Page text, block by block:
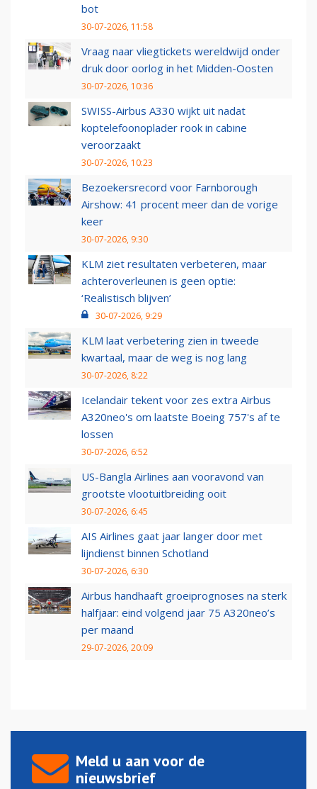
bot
30-07-2026, 11:58
Vraag naar vliegtickets wereldwijd onder
druk door oorlog in het Midden-Oosten
30-07-2026, 10:36
SWISS-Airbus A330 wijkt uit nadat
koptelefoonoplader rook in cabine
veroorzaakt
30-07-2026, 10:23
Bezoekersrecord voor Farnborough
Airshow: 41 procent meer dan de vorige
keer
30-07-2026, 9:30
KLM ziet resultaten verbeteren, maar
achteroverleunen is geen optie:
‘Realistisch blijven’
30-07-2026, 9:29
KLM laat verbetering zien in tweede
kwartaal, maar de weg is nog lang
30-07-2026, 8:22
Icelandair tekent voor zes extra Airbus
A320neo's om laatste Boeing 757's af te
lossen
30-07-2026, 6:52
US-Bangla Airlines aan vooravond van
grootste vlootuitbreiding ooit
30-07-2026, 6:45
AIS Airlines gaat jaar langer door met
lijndienst binnen Schotland
30-07-2026, 6:30
Airbus handhaaft groeiprognoses na sterk
halfjaar: eind volgend jaar 75 A320neo’s
per maand
29-07-2026, 20:09
Meld u aan voor de
nieuwsbrief